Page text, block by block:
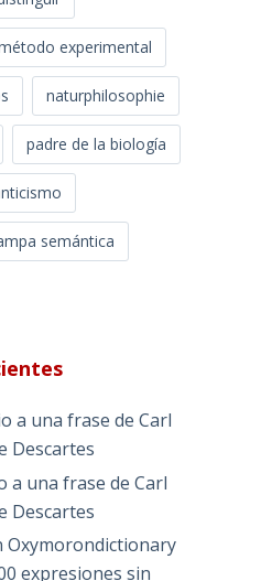
experimental
naturphilosophie
padre de la biología
semántica
a una frase de Carl
Descartes
a una frase de Carl
Descartes
Oxymorondictionary
expresiones sin